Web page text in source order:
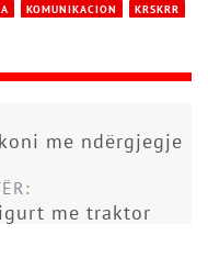
KOMUNIKACION
KRSKRR
me ndërgjegje
me traktor